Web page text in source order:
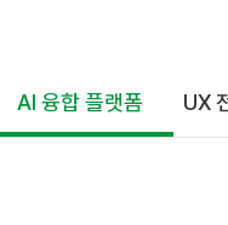
AI 융합 플랫폼 UX